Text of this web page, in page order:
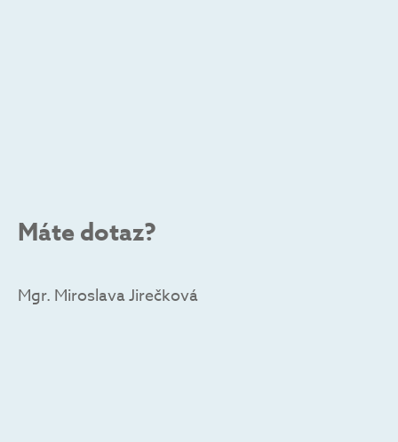
Máte dotaz?
Mgr. Miroslava Jirečková